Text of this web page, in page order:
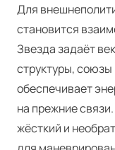
Для
становится
Звезда задаёт
структуры, союзы
обеспечивает
на прежние
жёсткий и